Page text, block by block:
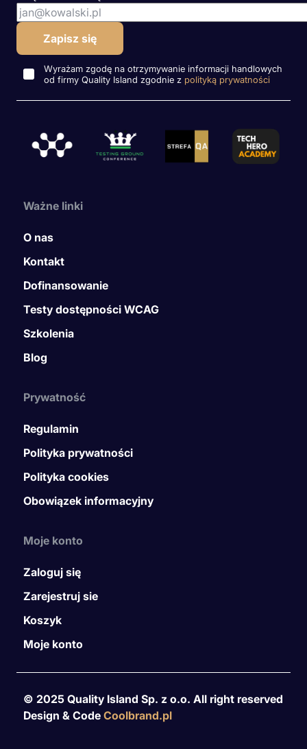
Wyrażam zgodę na otrzymywanie informacji handlowych
od firmy Quality Island zgodnie z polityką prywatności
Ważne linki
O nas
Kontakt
Dofinansowanie
Testy dostępności WCAG
Szkolenia
Blog
Prywatność
Regulamin
Polityka prywatności
Polityka cookies
Obowiązek informacyjny
Moje konto
Zaloguj się
Zarejestruj sie
Koszyk
Moje konto
© 2025 Quality Island Sp. z o.o. All right reserved
Design & Code Coolbrand.pl